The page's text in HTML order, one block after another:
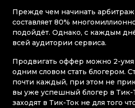
Прежде чем начинать
составляет 80%
подойдёт. Однако, с каждым
всей аудитории сервиса.
Продвигать оффер можно 2-умя
одним словом стать блогером.
почти каждый, при этом не
вы уже успешный блогер в Тик-
заходят в Тик-Ток не для того